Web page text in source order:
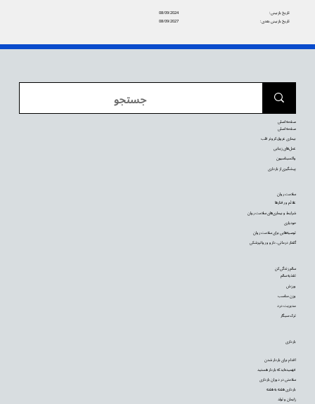
08/09/2024
تاریخ بازبینی:
08/09/2027
تاریخ بازبینی بعدی:
بارداری
اقدام برای باردار شدن
فهمیده‌اید که باردار هستید
سلامتی در دوران بارداری
بارداری هفته به هفته
زایمان و تولد
سالم زندگی کن
تغذیه سالم
ورزش
وزن مناسب
مدیریت درد
ترک سیگار
سلامت روان
علائم و رفتارها
شرایط و بیماری‌های سلامت روان
خودیاری
توصیه‌‌هایی برای سلامت روان
گفتار درمانی، دارو و روانپزشکی
صفحه اصلی
صفحه اصلی
بیماری عروق کرونر قلب
عمل‌های زیبایی
واکسیناسیون
پیشگیری از بارداری